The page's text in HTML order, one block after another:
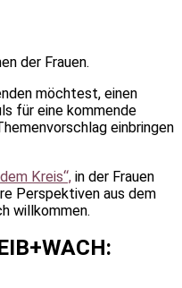
der Frauen.
möchtest, einen
für eine kommende
einbringen
Kreis“, in der Frauen
Perspektiven aus dem
willkommen.